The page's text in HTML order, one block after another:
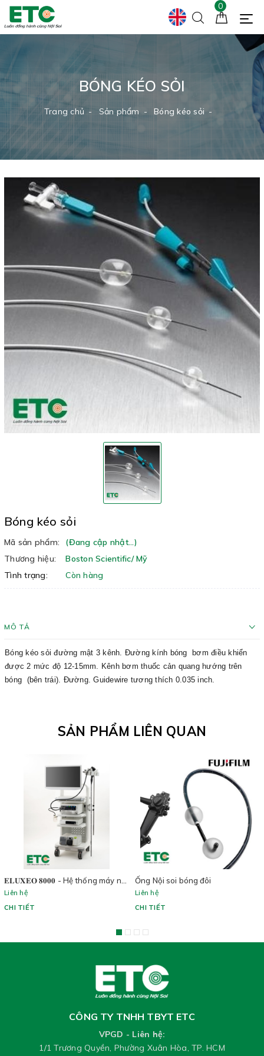
0
BÓNG KÉO SỎI
Trang chủ Sản phẩm Bóng kéo sỏi
Bóng kéo sỏi
Mã sản phẩm:
(Đang cập nhật...)
Thương hiệu:
Boston Scientific/ Mỹ
Tình trạng:
Còn hàng
MÔ TẢ
Bóng kéo sỏi đường mật 3 kênh. Đường kính bóng bơm điều khiển
được 2 mức độ 12-15mm. Kênh bơm thuốc cản quang hướng trên
bóng (bên trái). Đường. Guidewire tương thích 0.035 inch.
SẢN PHẨM LIÊN QUAN
Liên hệ
CHI TIẾT
Ống Nội soi bóng đôi
Liên hệ
CHI TIẾT
CÔNG TY TNHH TBYT ETC
VPGD - Liên hệ:
1/1 Trương Quyền, Phường Xuân Hòa, TP. HCM